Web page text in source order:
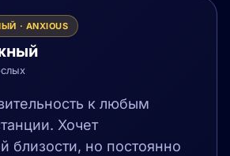
· ANXIOUS
к любым
Хочет
близости, но постоянно